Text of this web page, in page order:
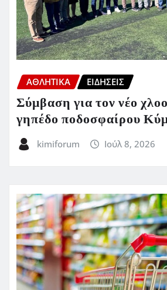
ΑΘΛΗΤΙΚΑ ΕΙΔΗΣΕΙΣ
Σύμβαση για τον νέο
γηπέδο ποδοσφαίρου
kimiforum Ιούλ 8, 2026